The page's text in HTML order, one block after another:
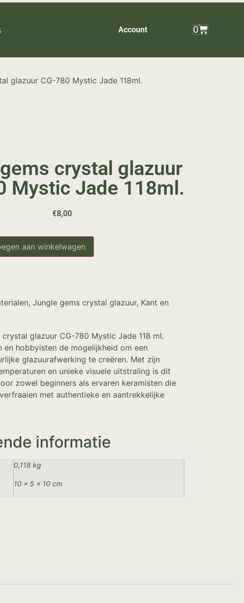
Account 0
glazuur CG-780 Mystic Jade 118ml.
crystal glazuur
Mystic Jade 118ml.
€8,00
aan winkelwagen
, Jungle gems crystal glazuur, Kant en
glazuur CG-780 Mystic Jade 118 ml.
en hobbyisten de mogelijkheid om een
glazuurafwerking te creëren. Met zijn
en unieke visuele uitstraling is dit
zowel beginners als ervaren keramisten die
met authentieke en aantrekkelijke
informatie
0,118 kg
10 × 5 × 10 cm